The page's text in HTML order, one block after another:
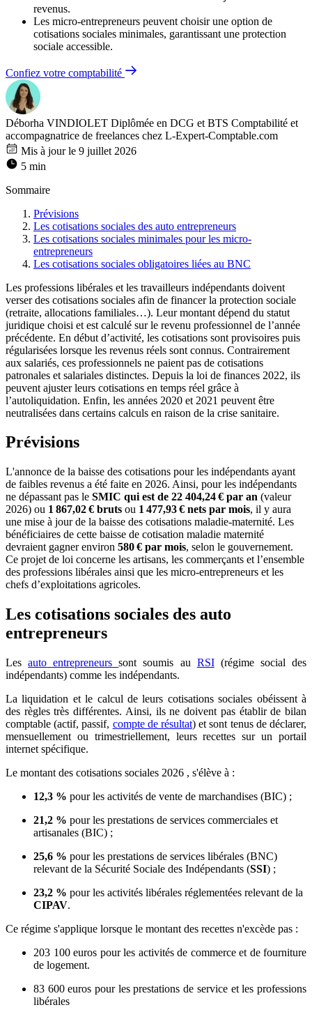
revenus.
Les micro-entrepreneurs peuvent choisir une option de
cotisations sociales minimales, garantissant une protection
sociale accessible.
Confiez votre comptabilité
Déborha VINDIOLET Diplômée en DCG et BTS Comptabilité et
accompagnatrice de freelances chez L-Expert-Comptable.com
Mis à jour le 9 juillet 2026
5 min
Sommaire
Prévisions
Les cotisations sociales des auto entrepreneurs
Les cotisations sociales minimales pour les micro-
entrepreneurs
Les cotisations sociales obligatoires liées au BNC
Les professions libérales et les travailleurs indépendants doivent
verser des cotisations sociales afin de financer la protection sociale
(retraite, allocations familiales…). Leur montant dépend du statut
juridique choisi et est calculé sur le revenu professionnel de l’année
précédente. En début d’activité, les cotisations sont provisoires puis
régularisées lorsque les revenus réels sont connus. Contrairement
aux salariés, ces professionnels ne paient pas de cotisations
patronales et salariales distinctes. Depuis la loi de finances 2022, ils
peuvent ajuster leurs cotisations en temps réel grâce à
l’autoliquidation. Enfin, les années 2020 et 2021 peuvent être
neutralisées dans certains calculs en raison de la crise sanitaire.
Prévisions
L'annonce de la baisse des cotisations pour les indépendants ayant
de faibles revenus a été faite en 2026. Ainsi, pour les indépendants
ne dépassant pas le SMIC qui est de 22 404,24 € par an (valeur
2026) ou 1 867,02 € bruts ou 1 477,93 € nets par mois, il y aura
une mise à jour de la baisse des cotisations maladie‑maternité. Les
bénéficiaires de cette baisse de cotisation maladie maternité
devraient gagner environ 580 € par mois, selon le gouvernement.
Ce projet de loi concerne les artisans, les commerçants et l’ensemble
des professions libérales ainsi que les micro‑entrepreneurs et les
chefs d’exploitations agricoles.
Les cotisations sociales des auto
entrepreneurs
Lesauto entrepreneurssont soumis au RSI(régime social des
indépendants) comme les indépendants.
La liquidation et le calcul de leurs cotisations sociales obéissent à
des règles très différentes. Ainsi, ils ne doivent pas établir de bilan
comptable (actif, passif, compte de résultat) et sont tenus de déclarer,
mensuellement ou trimestriellement, leurs recettes sur un portail
internet spécifique.
Le montant des cotisations sociales 2026 , s'élève à :
12,3 % pour les activités de vente de marchandises (BIC) ;
21,2 % pour les prestations de services commerciales et
artisanales (BIC) ;
25,6 % pour les prestations de services libérales (BNC)
relevant de la Sécurité Sociale des Indépendants (SSI) ;
23,2 % pour les activités libérales réglementées relevant de la
CIPAV.
Ce régime s'applique lorsque le montant des recettes n'excède pas :
203 100 euros pour les activités de commerce et de fourniture
de logement.
83 600 euros pour les prestations de service et les professions
libérales